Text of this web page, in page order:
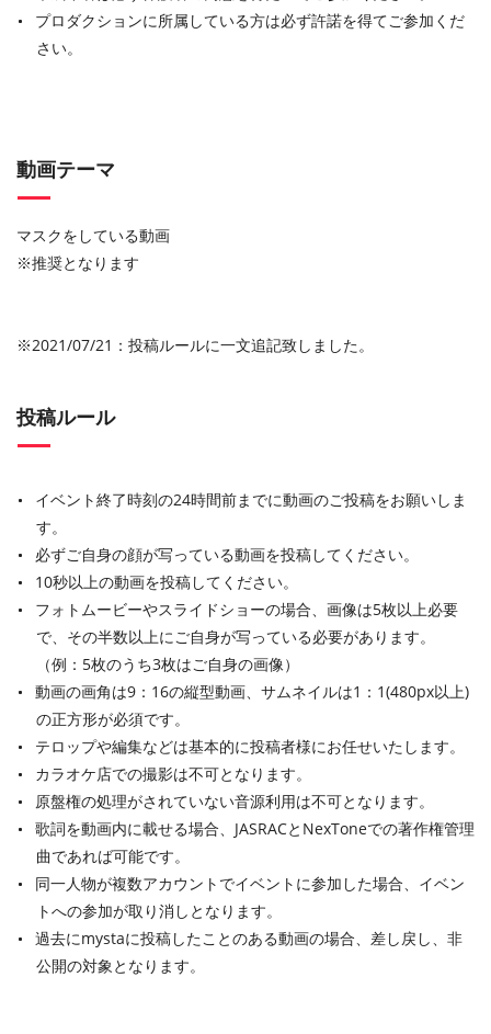
プロダクションに所属している方は必ず許諾を得てご参加くだ
さい。
動画テーマ
マスクをしている動画
※推奨となります
※2021/07/21：投稿ルールに一文追記致しました。
投稿ルール
イベント終了時刻の24時間前までに動画のご投稿をお願いしま
す。
必ずご自身の顔が写っている動画を投稿してください。
10秒以上の動画を投稿してください。
フォトムービーやスライドショーの場合、画像は5枚以上必要
で、その半数以上にご自身が写っている必要があります。
（例：5枚のうち3枚はご自身の画像）
動画の画角は9：16の縦型動画、サムネイルは1：1(480px以上)
の正方形が必須です。
テロップや編集などは基本的に投稿者様にお任せいたします。
カラオケ店での撮影は不可となります。
原盤権の処理がされていない音源利用は不可となります。
歌詞を動画内に載せる場合、JASRACとNexToneでの著作権管理
曲であれば可能です。
同一人物が複数アカウントでイベントに参加した場合、イベン
トへの参加が取り消しとなります。
過去にmystaに投稿したことのある動画の場合、差し戻し、非
公開の対象となります。